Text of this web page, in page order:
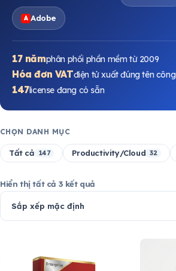
A Adobe
17 nămphân phối phần mềm từ 2009
Hóa đơn VATđiện tử xuất đúng tên
147license đang có sẵn
CHỌN DANH MỤC
Tất cả 147 Productivity/Cloud 32
Hiển thị tất cả 3 kết quả